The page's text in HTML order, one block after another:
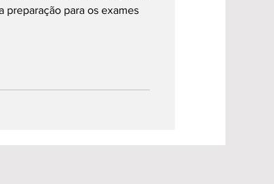
preparação para os exames